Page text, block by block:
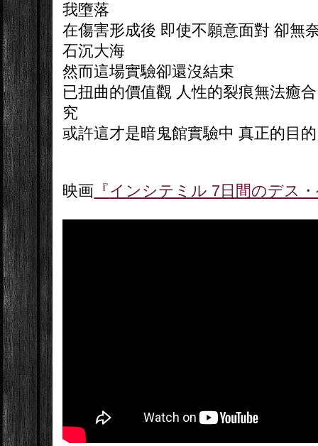
我墮落
在傷害形成後 即使不願意面對 卻無
石沉大海
然而這場實驗卻還沒結束
已扭曲的價值觀 人性的裂痕無法癒
究
或許這才是暗鬼館實驗中 真正的目的
映画 『インシテミル 7日間のデス